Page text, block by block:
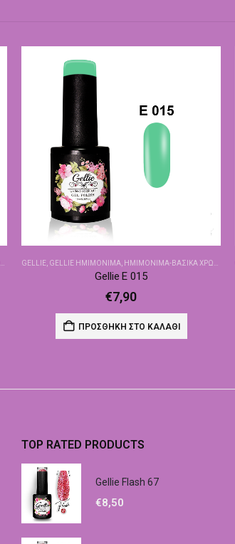
GELLIE, GELLIE ΗΜΙΜΌΝΙΜΑ, ΗΜΙΜΌΝΙΜΑ-ΒΑΣΙΚΆ ΧΡΏΜΑΤΑ
Gellie E 015
€7,90
ΠΡΟΣΘΉΚΗ ΣΤΟ ΚΑΛΆΘΙ
TOP RATED PRODUCTS
Gellie Flash 67
€8,50